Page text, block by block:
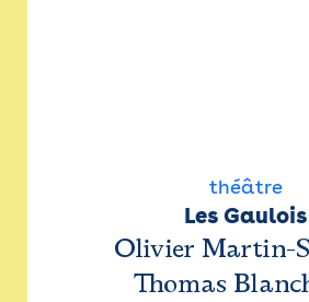
théâtre
Les Gaulois
Olivier Martin-
Thomas